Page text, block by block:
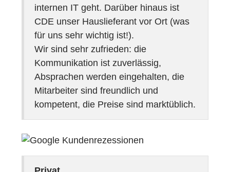
internen IT geht. Darüber hinaus ist
CDE unser Hauslieferant vor Ort (was
für uns sehr wichtig ist!).
Wir sind sehr zufrieden: die
Kommunikation ist zuverlässig,
Absprachen werden eingehalten, die
Mitarbeiter sind freundlich und
kompetent, die Preise sind marktüblich.